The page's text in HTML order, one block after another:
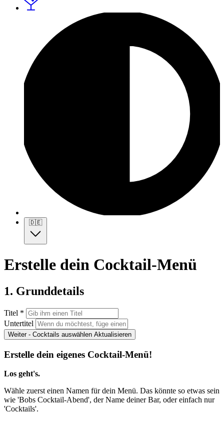
🇩🇪
Erstelle dein Cocktail-Menü
1. Grunddetails
Titel *
Untertitel
Weiter - Cocktails auswählen Aktualisieren
Erstelle dein eigenes Cocktail-Menü!
Los geht's.
Wähle zuerst einen Namen für dein Menü. Das könnte so etwas sein
wie 'Bobs Cocktail-Abend', der Name deiner Bar, oder einfach nur
'Cocktails'.